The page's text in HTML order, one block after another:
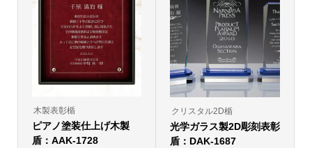
木製表彰楯
ピアノ塗装仕上げ木製
盾：AAK-1728
クリスタル2D楯
光学ガラス製2D彫刻表彰
盾：DAK-1687